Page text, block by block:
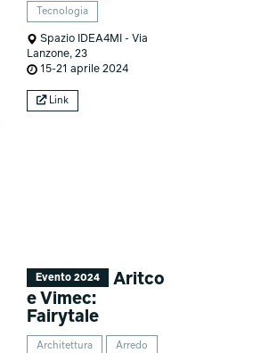
Tecnologia
Spazio IDEA4MI - Via
Lanzone, 23
15-21 aprile 2024
Link
Evento 2024
Aritco
e Vimec:
Fairytale
Architettura Arredo